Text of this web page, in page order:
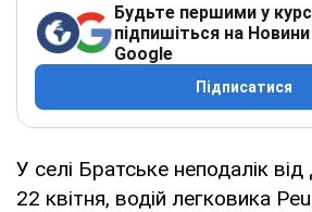
Будьте першими у
підпишіться на
Google
Підписатися
У селі Братське неподалік
22 квітня, водій легковика